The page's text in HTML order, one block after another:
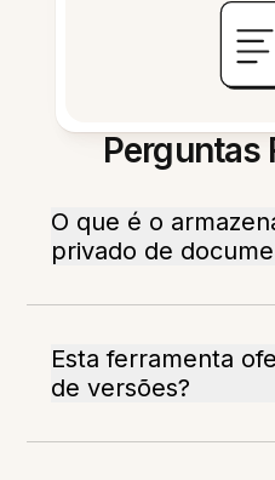
Perguntas
O que é o
privado de
Esta ferramenta
de versões?